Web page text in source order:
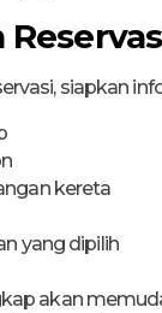
siapkan
kereta
yang dipilih
akan